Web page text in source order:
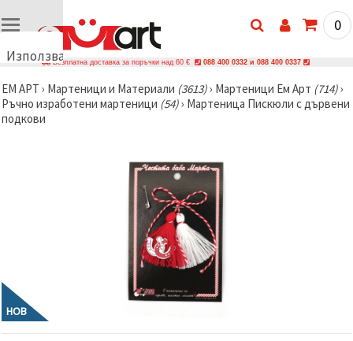
Използваме
🍪
Използваме
бисквитки
да
анализираме
трафика и
да
показваме
0
Безплатна доставка за поръчки над 60 € 088 400 0332 и 088 400 0337
ЕМ АРТ › Мартеници и Материали (3613)› Мартеници Ем Арт (714)›
Ръчно изработени мартеници (54)› Мартеница Пискюли с дървени
подкови
НОВ